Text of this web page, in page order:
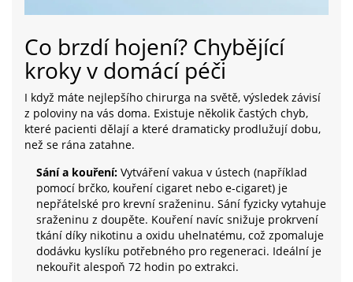
Co brzdí hojení? Chybějící
kroky v domácí péči
I když máte nejlepšího chirurga na světě, výsledek závisí
z poloviny na vás doma. Existuje několik častých chyb,
které pacienti dělají a které dramaticky prodlužují dobu,
než se rána zatahne.
Sání a kouření: Vytváření vakua v ústech (například
pomocí brčko, kouření cigaret nebo e-cigaret) je
nepřátelské pro krevní sraženinu. Sání fyzicky vytahuje
sraženinu z doupěte. Kouření navíc snižuje prokrvení
tkání díky nikotinu a oxidu uhelnatému, což zpomaluje
dodávku kyslíku potřebného pro regeneraci. Ideální je
nekouřit alespoň 72 hodin po extrakci.